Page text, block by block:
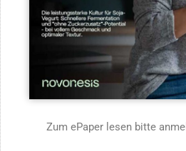
Zum ePaper lesen bitte